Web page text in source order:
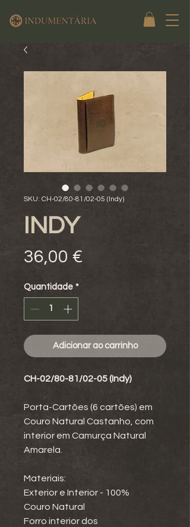
SKU: CH-02/80-81/02-05 (Indy)
INDY
36,00 €
Quantidade *
Adicionar ao carrinho
CH-02/80-81/02-05 (Indy)
Porta-Cartões (6 cartões) em
Couro Natural Castanho, com
interior em Camurça Natural
Amarela.
Materiais:
Exterior e Interior - 100%
Couro Natural
Forro interior dos